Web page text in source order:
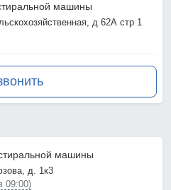
машины
д 62А стр 1
машины
д. 1к3
09:00)